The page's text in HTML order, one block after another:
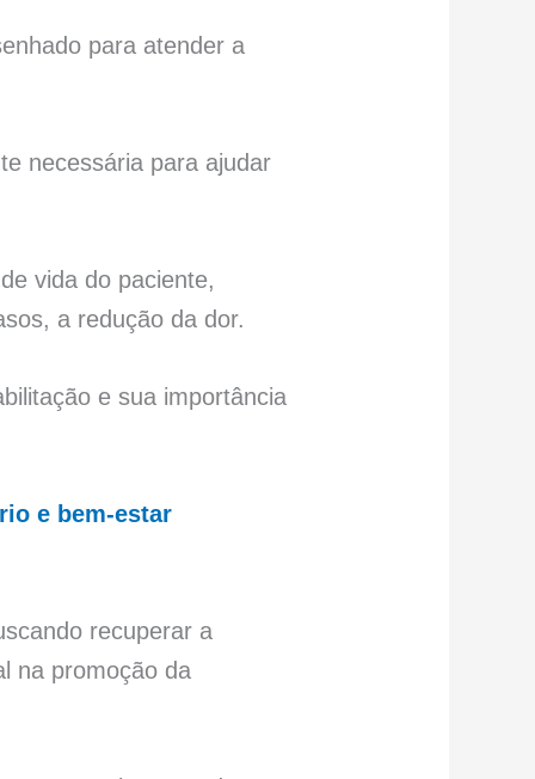
para atender a
necessária para ajudar
vida do paciente,
a redução da dor.
e sua importância
e bem-estar
recuperar a
na promoção da